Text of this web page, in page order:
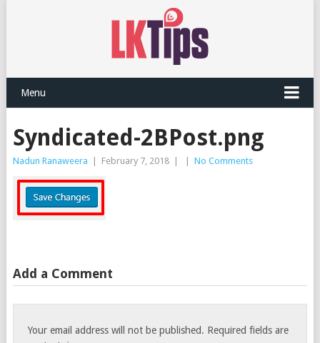
Menu
Syndicated-2BPost.png
Nadun Ranaweera February 7, 2018 No Comments
Add a Comment
Your email address will not be published. Required fields are